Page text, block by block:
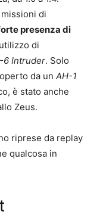
di
presenza di
di
6 Intruder. Solo
da un AH-1
è stato anche
Zeus.
riprese da replay
qualcosa in